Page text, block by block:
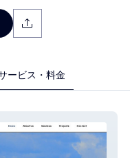
ービス・料金